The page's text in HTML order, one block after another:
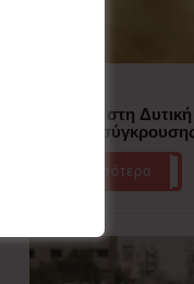
Πυρκαγιά στη
αίτια της
Περισσότερα